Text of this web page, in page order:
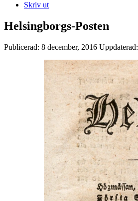
Skriv ut
Helsingborgs-Posten
Publicerad: 8 december, 2016 Uppdaterad: